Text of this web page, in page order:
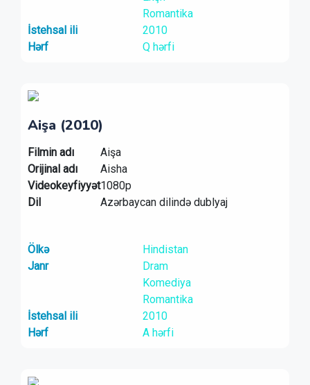
Romantika
İstehsal ili
2010
Hərf
Q hərfi
Aişa (2010)
Filmin adı
Aişa
Orijinal adı
Aisha
Videokeyfiyyət1080p
Dil
Azərbaycan dilində dublyaj
Ölkə
Hindistan
Janr
Dram
Komediya
Romantika
İstehsal ili
2010
Hərf
A hərfi